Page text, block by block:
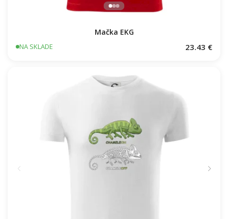
Mačka EKG
NA SKLADE 23.43 €